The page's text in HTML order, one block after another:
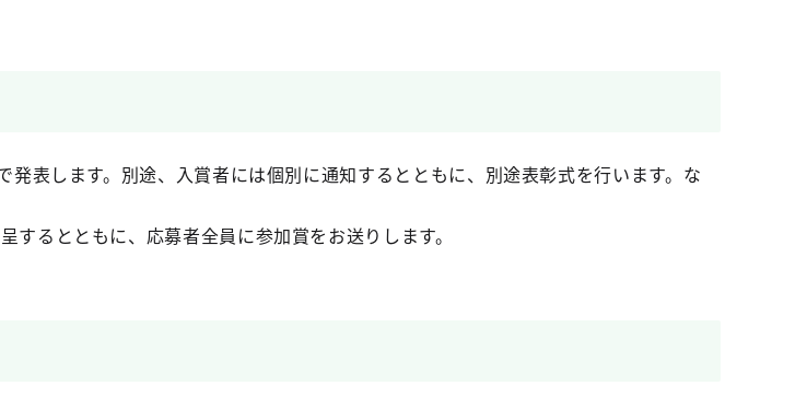
表します。別途、入賞者には個別に通知するとともに、別途表彰式を行います。な
るとともに、応募者全員に参加賞をお送りします。